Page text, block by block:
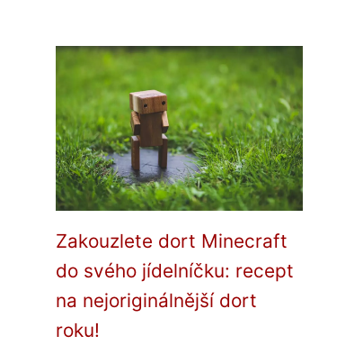
Zakouzlete dort Minecraft
do svého jídelníčku: recept
na nejoriginálnější dort
roku!